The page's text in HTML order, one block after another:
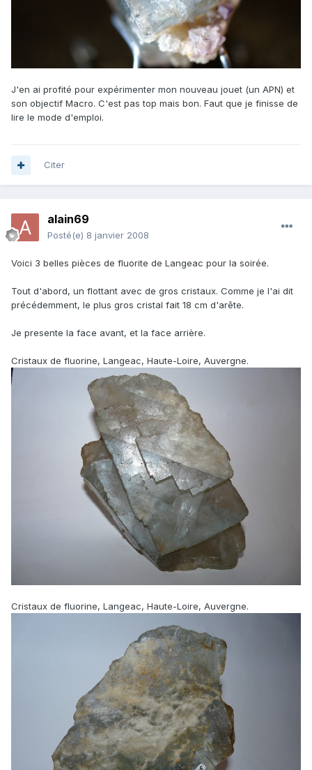
J'en ai profité pour expérimenter mon nouveau jouet (un APN) et
son objectif Macro. C'est pas top mais bon. Faut que je finisse de
lire le mode d'emploi.
Citer
alain69
Posté(e) 8 janvier 2008
Voici 3 belles pièces de fluorite de Langeac pour la soirée.
Tout d'abord, un flottant avec de gros cristaux. Comme je l'ai dit
précédemment, le plus gros cristal fait 18 cm d'arête.
Je presente la face avant, et la face arrière.
Cristaux de fluorine, Langeac, Haute-Loire, Auvergne.
Cristaux de fluorine, Langeac, Haute-Loire, Auvergne.